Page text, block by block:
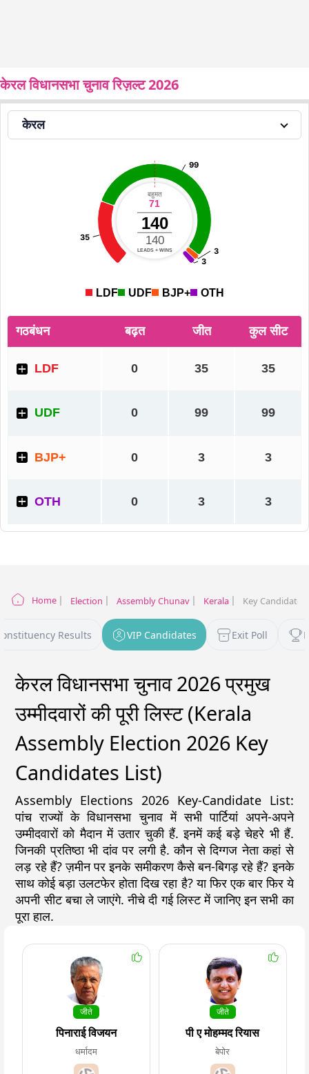
केरल विधानसभा चुनाव रिज़ल्ट 2026
Home Election Assembly Chunav Kerala Key Candidates
Results VIP Candidates Exit Poll
केरल विधानसभा चुनाव 2026 प्रमुख
उम्मीदवारों की पूरी लिस्ट (Kerala
Assembly Election 2026 Key
Candidates List)
Assembly Elections 2026 Key-Candidate List:
पांच राज्यों के विधानसभा चुनाव में सभी पार्टियां अपने-अपने
उम्मीदवारों को मैदान में उतार चुकी हैं. इनमें कई बड़े चेहरे भी हैं.
जिनकी प्रतिष्ठा भी दांव पर लगी है. कौन से दिग्गज नेता कहां से
लड़ रहे हैं? ज़मीन पर इनके समीकरण कैसे बन-बिगड़ रहे हैं? इनके
साथ कोई बड़ा उलटफेर होता दिख रहा है? या फिर एक बार फिर ये
अपनी सीट बचा ले जाएंगे. नीचे दी गई लिस्ट में जानिए इन सभी का
पूरा हाल.
जीते
पिनाराई विजयन
धर्मादम
जीते
पी ए मोहम्मद रियास
बेपोर